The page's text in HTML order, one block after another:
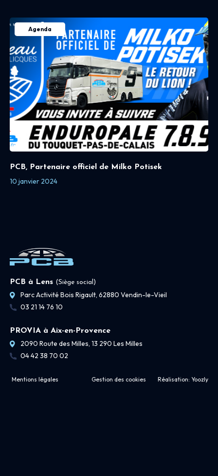
Agenda
PCB, Partenaire officiel de Milko Potisek
10 janvier 2024
PCB à Lens (Siège social)
Parc Activité Bois Rigault, 62880 Vendin-le-Vieil
03 21 14 76 10
PROVIA à Aix-en-Provence
2090 Route des Milles, 13 290 Les Milles
04 42 38 70 02
Mentions légales Gestion des cookies Réalisation: Yoozly